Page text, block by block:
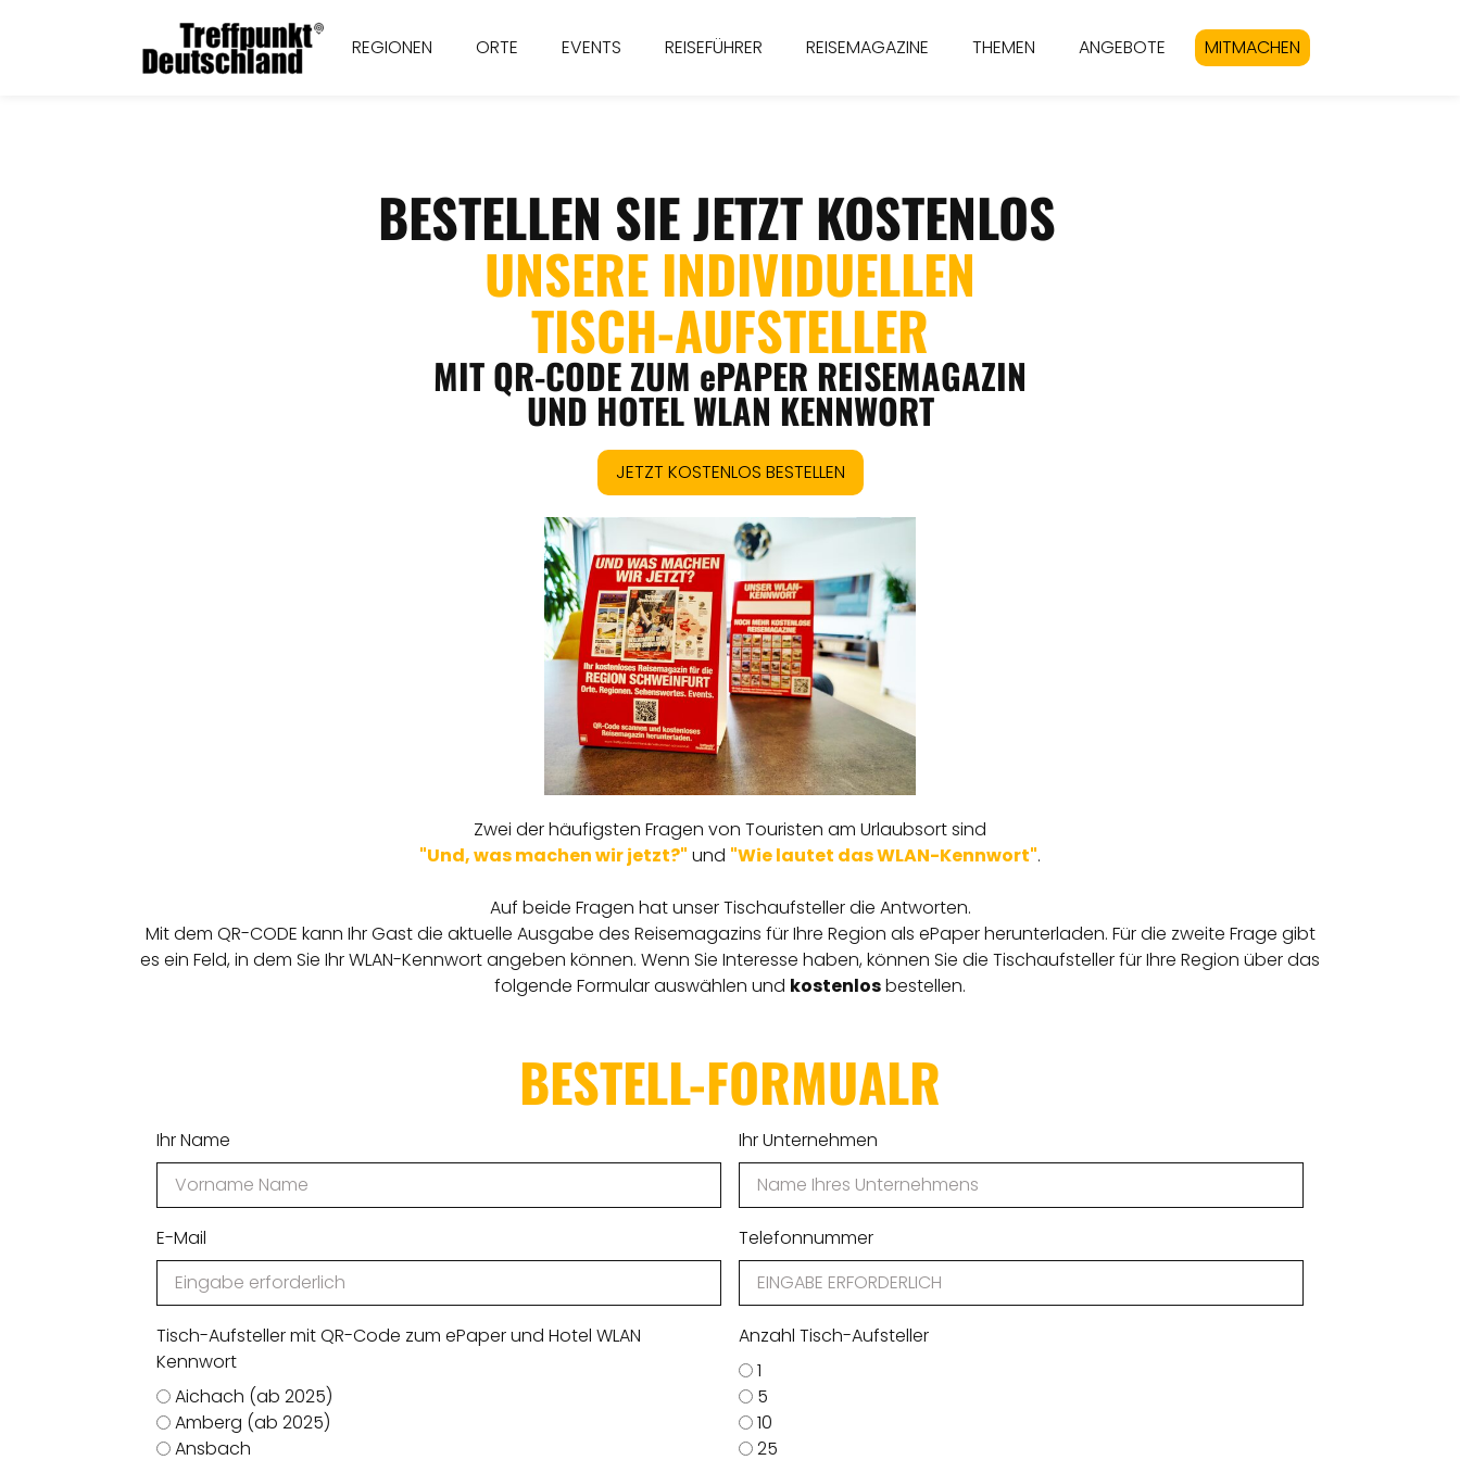
REGIONEN ORTE EVENTS REISEFÜHRER REISEMAGAZINE THEMEN ANGEBOTE MITMACHEN
BESTELLEN SIE JETZT KOSTENLOS
UNSERE INDIVIDUELLEN
TISCH-AUFSTELLER
MIT QR-CODE ZUM ePAPER REISEMAGAZIN
UND HOTEL WLAN KENNWORT
JETZT KOSTENLOS BESTELLEN
Zwei der häufigsten Fragen von Touristen am Urlaubsort sind
"Und, was machen wir jetzt?" und "Wie lautet das WLAN-Kennwort".
Auf beide Fragen hat unser Tischaufsteller die Antworten.
Mit dem QR-CODE kann Ihr Gast die aktuelle Ausgabe des Reisemagazins für Ihre Region als ePaper herunterladen. Für die zweite Frage gibt
es ein Feld, in dem Sie Ihr WLAN-Kennwort angeben können. Wenn Sie Interesse haben, können Sie die Tischaufsteller für Ihre Region über das
folgende Formular auswählen und kostenlosbestellen.
BESTELL-FORMUALR
Ihr Name Ihr Unternehmen
E-Mail Telefonnummer
Tisch-Aufsteller mit QR-Code zum ePaper und Hotel WLAN
Kennwort
Aichach (ab 2025)
Amberg (ab 2025)
Ansbach
Anzahl Tisch-Aufsteller
1
5
10
25